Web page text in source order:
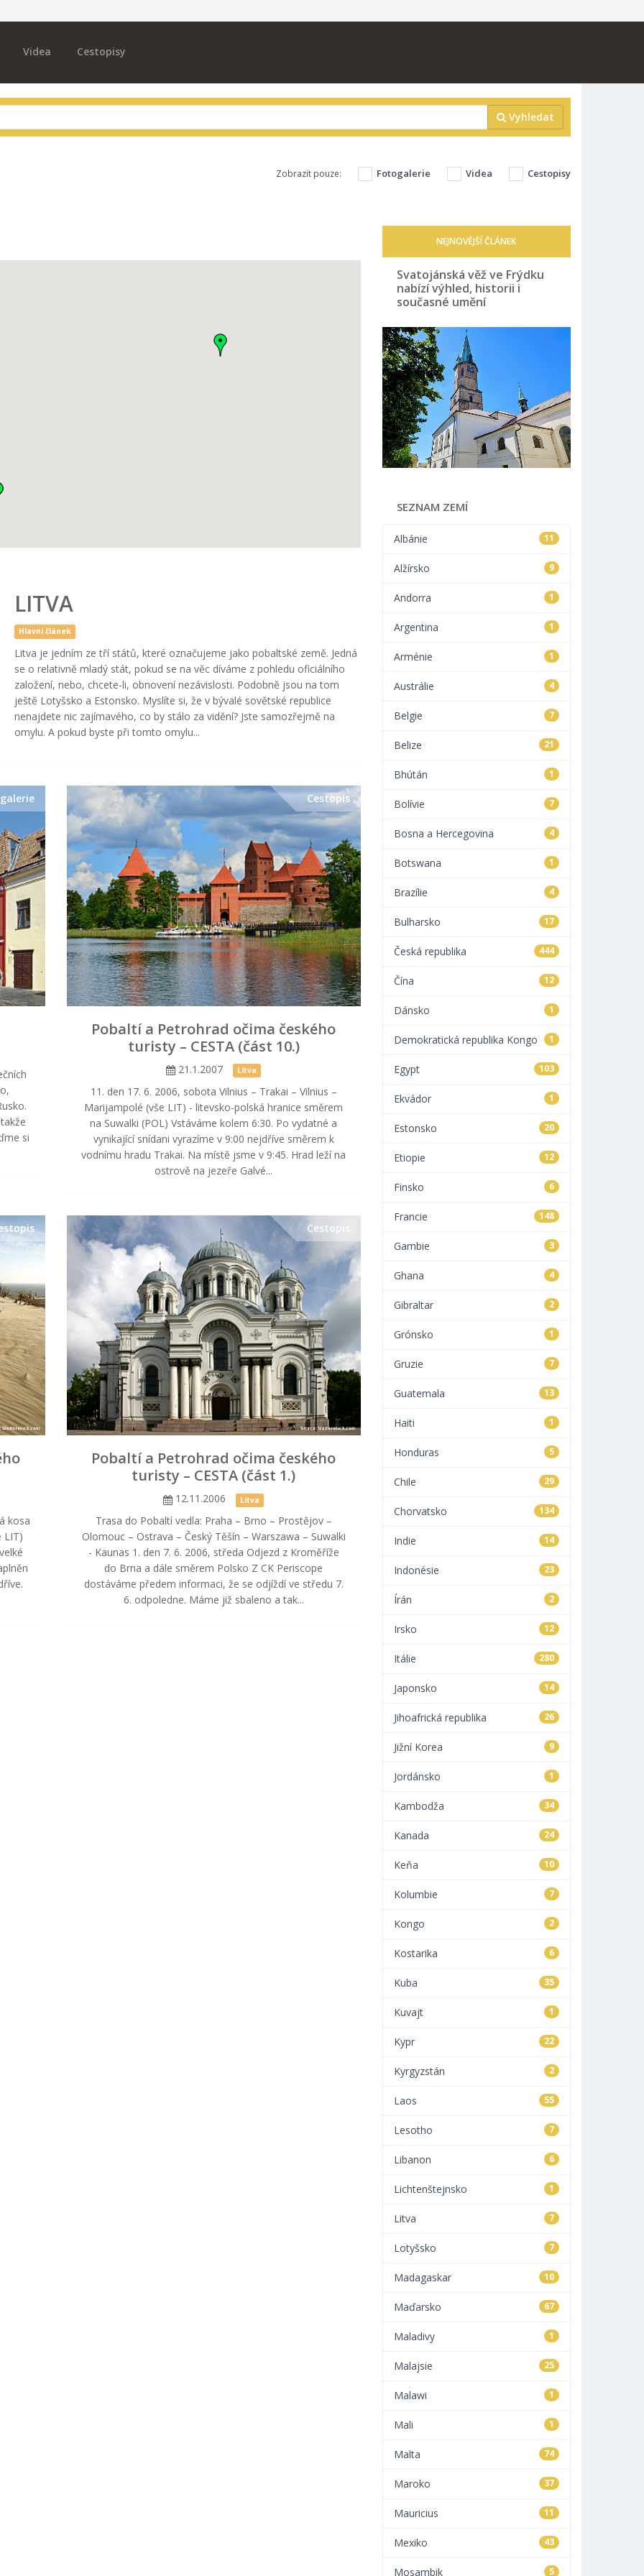
Videa Cestopisy
Vyhledat
Zobrazit pouze: Fotogalerie Videa Cestopisy
LITVA
Hlavní článek
Litva je jedním ze tří států, které označujeme jako pobaltské země. Jedná
se o relativně mladý stát, pokud se na věc díváme z pohledu oficiálního
založení, nebo, chcete-li, obnovení nezávislosti. Podobně jsou na tom
ještě Lotyšsko a Estonsko. Myslíte si, že v bývalé sovětské republice
nenajdete nic zajímavého, co by stálo za vidění? Jste samozřejmě na
omylu. A pokud byste při tomto omylu...
si
Cestopis
Pobaltí a Petrohrad očima českého
turisty – CESTA (část 10.)
21.1.2007 Litva
11. den 17. 6. 2006, sobota Vilnius – Trakai – Vilnius –
Marijampolé (vše LIT) - litevsko-polská hranice směrem
na Suwalki (POL) Vstáváme kolem 6:30. Po vydatné a
vynikající snídani vyrazíme v 9:00 nejdříve směrem k
vodnímu hradu Trakai. Na místě jsme v 9:45. Hrad leží na
ostrově na jezeře Galvé...
kosa
LIT)
Cestopis
Pobaltí a Petrohrad očima českého
turisty – CESTA (část 1.)
12.11.2006 Litva
Trasa do Pobaltí vedla: Praha – Brno – Prostějov –
Olomouc – Ostrava – Český Těšín – Warszawa – Suwalki
- Kaunas 1. den 7. 6. 2006, středa Odjezd z Kroměříže
do Brna a dále směrem Polsko Z CK Periscope
dostáváme předem informaci, že se odjíždí ve středu 7.
6. odpoledne. Máme již sbaleno a tak...
NEJNOVĚJŠÍ ČLÁNEK
Svatojánská věž ve Frýdku
nabízí výhled, historii i
současné umění
SEZNAM ZEMÍ
11
Albánie
9
Alžírsko
1
Andorra
1
Argentina
1
Arménie
4
Austrálie
7
Belgie
21
Belize
1
Bhútán
7
Bolívie
4
Bosna a Hercegovina
1
Botswana
4
Brazílie
17
Bulharsko
444
Česká republika
12
Čína
1
Dánsko
1
Demokratická republika Kongo
103
Egypt
1
Ekvádor
20
Estonsko
12
Etiopie
6
Finsko
148
Francie
3
Gambie
4
Ghana
2
Gibraltar
1
Grónsko
7
Gruzie
13
Guatemala
1
Haiti
5
Honduras
29
Chile
134
Chorvatsko
14
Indie
23
Indonésie
2
Írán
12
Irsko
280
Itálie
14
Japonsko
26
Jihoafrická republika
9
Jižní Korea
1
Jordánsko
34
Kambodža
24
Kanada
10
Keňa
7
Kolumbie
2
Kongo
6
Kostarika
35
Kuba
1
Kuvajt
22
Kypr
2
Kyrgyzstán
55
Laos
7
Lesotho
6
Libanon
1
Lichtenštejnsko
7
Litva
7
Lotyšsko
10
Madagaskar
67
Maďarsko
1
Maladivy
25
Malajsie
1
Malawi
1
Mali
74
Malta
37
Maroko
11
Mauricius
43
Mexiko
5
Mosambik